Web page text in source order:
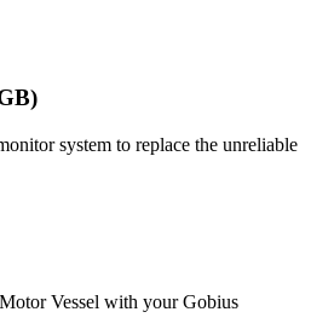
system to replace the unreliable
Vessel with your Gobius